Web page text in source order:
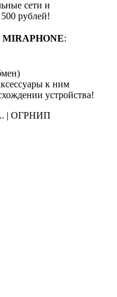
сети и
рублей!
MIRAPHONE:
к ним
устройства!
| ОГРНИП